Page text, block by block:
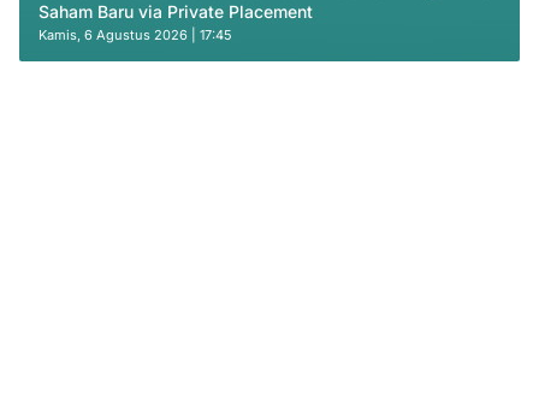
Saham Baru via Private Placement
Kamis, 6 Agustus 2026 | 17:45